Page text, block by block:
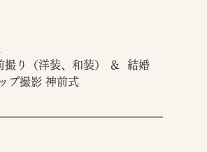
撮り（洋装、和装） ＆  結婚
プ撮影 神前式